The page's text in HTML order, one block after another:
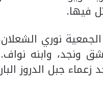
الجمعية نوري
ونجد، وابنه
جبل الدروز